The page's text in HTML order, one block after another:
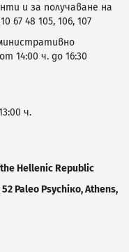
и за получаване на
67 48 105, 106, 107
14:00 ч. до 16:30
ч.
Hellenic Republic
Paleo Psychiκo, Athens,